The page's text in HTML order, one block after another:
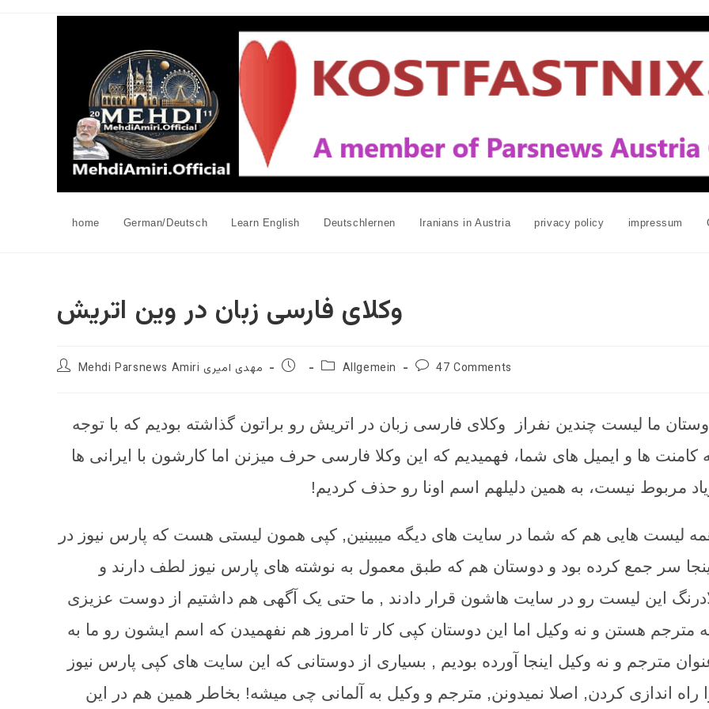
home German/Deutsch Learn English Deutschlernen Iranians in Austria privacy policy impressum
وکلای فارسی زبان در وین اتریش
Post
Mehdi Parsnews Amiri مهدی امیری
Post
PostAllgemein
Post47 Comments
ما لیست چندین نفراز وکلای فارسی زبان در اتریش رو براتون گذاشته بودیم که با توجه
کامنت ها و ایمیل های شما، فهمیدیم که این وکلا فارسی حرف میزنن اما کارشون با ایرانی ها
مربوط نیست، به همین دلیلهم اسم اونا رو حذف کردیم!
لیست هایی هم که شما در سایت های دیگه میبینین, کپی همون لیستی هست که پارس نیوز در
اینجا سر جمع کرده بود و دوستان هم که طبق معمول به نوشته های پارس نیوز لطف دارند و
این لیست رو در سایت هاشون قرار دادند , ما حتی یک آگهی هم داشتیم از دوست عزیزی
مترجم هستن و نه وکیل اما این دوستان کپی کار تا امروز هم نفهمیدن که اسم ایشون رو ما به
مترجم و نه وکیل اینجا آورده بودیم , بسیاری از دوستانی که این سایت های کپی پارس نیوز
راه اندازی کردن, اصلا نمیدونن, مترجم و وکیل به آلمانی چی میشه! بخاطر همین هم در این